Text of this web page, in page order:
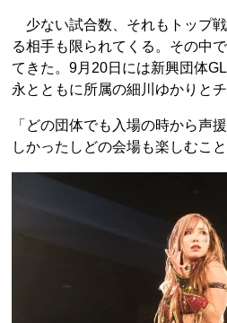
少ない試合数、それもトップ
る相手も限られてくる。その中
てきた。9月20日には新興団体
永とともに所属の細川ゆかりとチ
「どの団体でも入場の時から声
しかったしどの会場も楽しむこ